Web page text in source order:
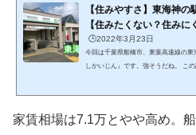
【住みやすさ】東海神
【住みたくない？住みに
🕒️2022年3月23日
今回は千葉県船橋市、東葉高速線の
しかいじん』です。強そうだね。 こ
不動産屋さんだけでは分からない、
家賃相場は7.1万とやや高め。